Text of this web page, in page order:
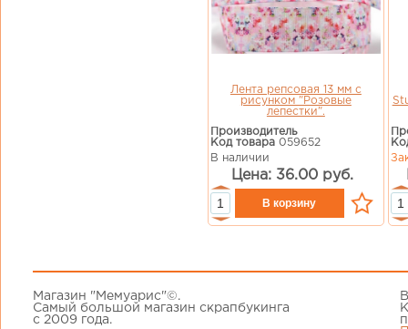
Лента репсовая 13 мм с
рисунком "Розовые
лепестки".
Производитель
Код товара 059652
В наличии
Цена: 36.00 руб.
Магазин "Мемуарис"©.
Самый большой магазин скрапбукинга
с 2009 года.